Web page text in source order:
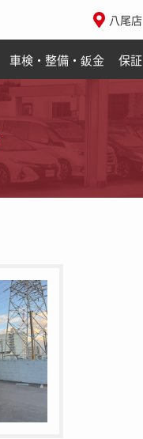
八尾店
車検・整備・鈑金 保